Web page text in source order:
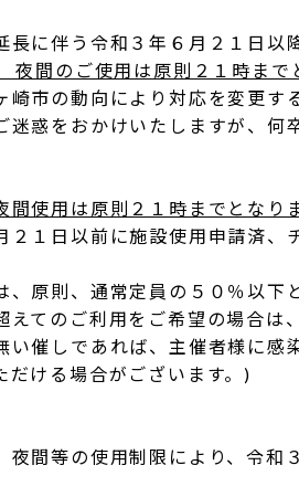
長に伴う令和３年６月２１日以
夜間のご使用は原則２１時まで
崎市の動向により対応を変更す
迷惑をおかけいたしますが、何
使用は原則２１時までとなりま
２１日以前に施設使用申請済、
、原則、通常定員の５０％以下
えてのご利用をご希望の場合は
い催しであれば、主催者様に感
だける場合がございます。)
夜間等の使用制限により、令和